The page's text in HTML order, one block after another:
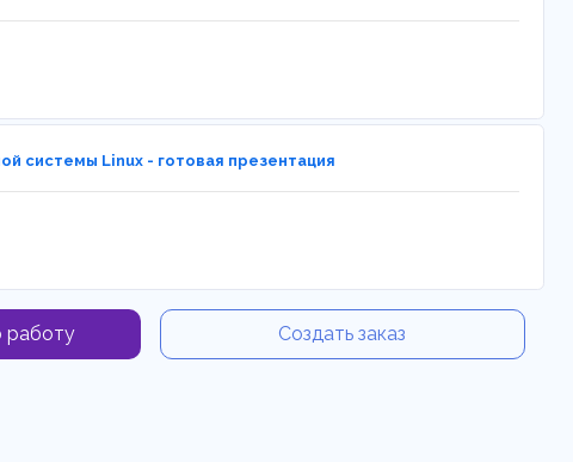
системы Linux - готовая презентация
работу Создать заказ